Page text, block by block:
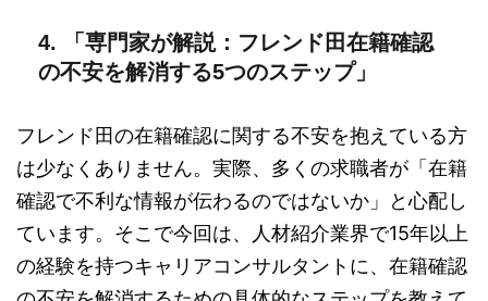
4. 「専門家が解説：フレンド田在籍確認
の不安を解消する5つのステップ」
フレンド田の在籍確認に関する不安を抱えている方
は少なくありません。実際、多くの求職者が「在籍
確認で不利な情報が伝わるのではないか」と心配し
ています。そこで今回は、人材紹介業界で15年以上
の経験を持つキャリアコンサルタントに、在籍確認